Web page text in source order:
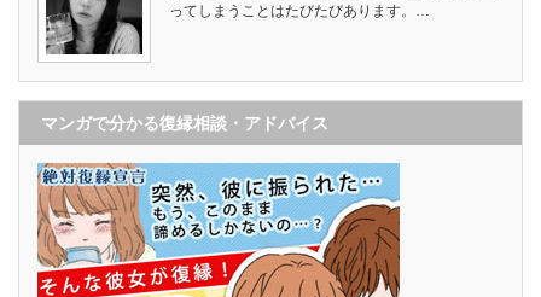
ってしまうことはたびたびあります。…
マンガで分かる復縁相談・アドバイス